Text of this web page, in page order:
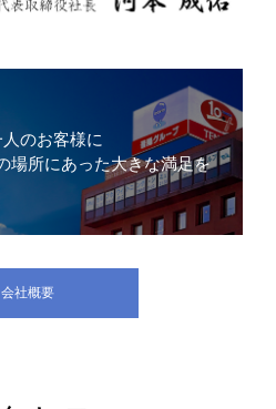
のお客様に
場所にあった大きな満足を
会社概要